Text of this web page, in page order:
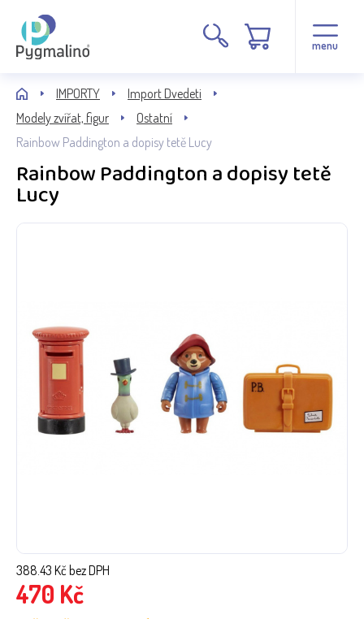
menu
IMPORTY
Import Dvedeti
Modely zvířat, figur
Ostatní
Rainbow Paddington a dopisy tetě Lucy
Rainbow Paddington a dopisy tetě
Lucy
388.43 Kč bez DPH
470 Kč